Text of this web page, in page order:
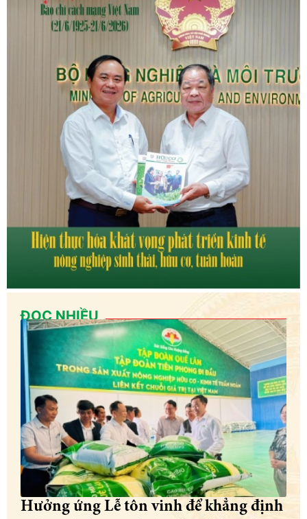
ĐỌC NHIỀU
Hưởng ứng Lễ tôn vinh để khẳng định